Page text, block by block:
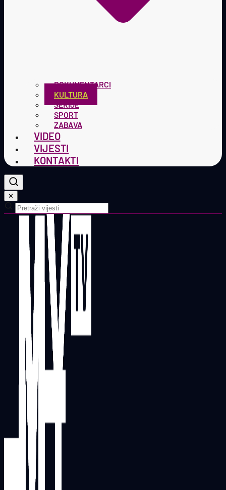
DOKUMENTARCI
KULTURA
SERIJE
SPORT
ZABAVA
VIDEO
VIJESTI
KONTAKTI
✕